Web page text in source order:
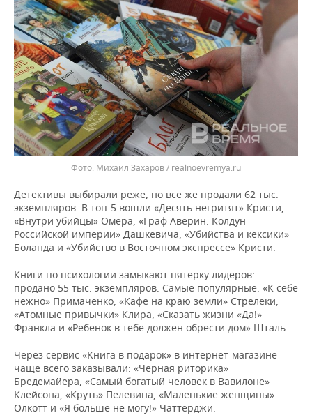
Михаил Захаров / realnoevremya.ru
Детективы выбирали реже, но все же продали 62 тыс.
экземпляров. В топ-5 вошли «Десять негритят» Кристи,
«Внутри убийцы» Омера, «Граф Аверин. Колдун
Российской империи» Дашкевича, «Убийства и кексики»
Боланда и «Убийство в Восточном экспрессе» Кристи.
Книги по психологии замыкают пятерку лидеров:
продано 55 тыс. экземпляров. Самые популярные: «К себе
нежно» Примаченко, «Кафе на краю земли» Стрелеки,
«Атомные привычки» Клира, «Сказать жизни «Да!»
Франкла и «Ребенок в тебе должен обрести дом» Шталь.
Через сервис «Книга в подарок» в интернет-магазине
чаще всего заказывали: «Черная риторика»
Бредемайера, «Самый богатый человек в Вавилоне»
Клейсона, «Круть» Пелевина, «Маленькие женщины»
Олкотт и «Я больше не могу!» Чаттерджи.